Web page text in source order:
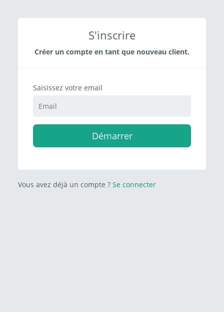
S'inscrire
Créer un compte en tant que nouveau client.
Saisissez votre email
Démarrer
Vous avez déjà un compte ? Se connecter